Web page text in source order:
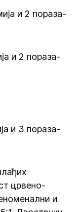
и 2 пораза-
и 2 пораза-
и 3 пораза-
црвено-
и